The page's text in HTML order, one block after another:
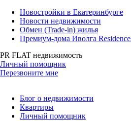
Новостройки в Екатеринбурге
Новости недвижимости
Обмен (Trade-in) жилья
Премиум-дома Иволга
PR FLAT недвижимость
Личный помощник
Перезвоните мне
Блог о недвижимости
Квартиры
Личный помощник